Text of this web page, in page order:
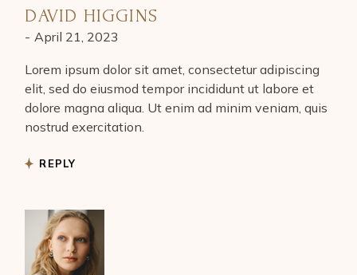
DAVID HIGGINS
April 21, 2023
Lorem ipsum dolor sit amet, consectetur adipiscing
elit, sed do eiusmod tempor incididunt ut labore et
dolore magna aliqua. Ut enim ad minim veniam, quis
nostrud exercitation.
REPLY